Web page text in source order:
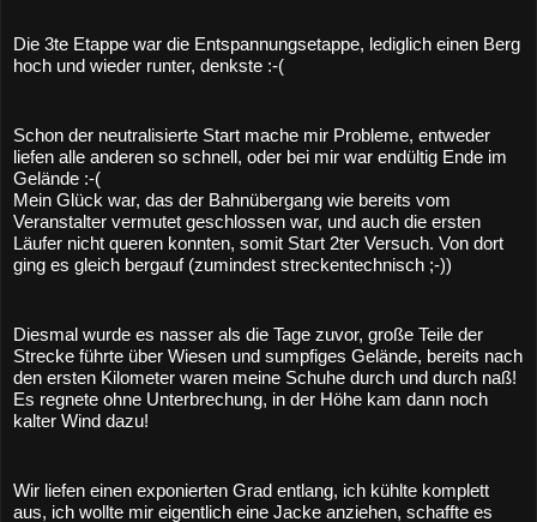
Die 3te Etappe war die Entspannungsetappe, lediglich einen Berg
hoch und wieder runter, denkste :-(
Schon der neutralisierte Start mache mir Probleme, entweder
liefen alle anderen so schnell, oder bei mir war endültig Ende im
Gelände :-(
Mein Glück war, das der Bahnübergang wie bereits vom
Veranstalter vermutet geschlossen war, und auch die ersten
Läufer nicht queren konnten, somit Start 2ter Versuch. Von dort
ging es gleich bergauf (zumindest streckentechnisch ;-))
Diesmal wurde es nasser als die Tage zuvor, große Teile der
Strecke führte über Wiesen und sumpfiges Gelände, bereits nach
den ersten Kilometer waren meine Schuhe durch und durch naß!
Es regnete ohne Unterbrechung, in der Höhe kam dann noch
kalter Wind dazu!
Wir liefen einen exponierten Grad entlang, ich kühlte komplett
aus, ich wollte mir eigentlich eine Jacke anziehen, schaffte es